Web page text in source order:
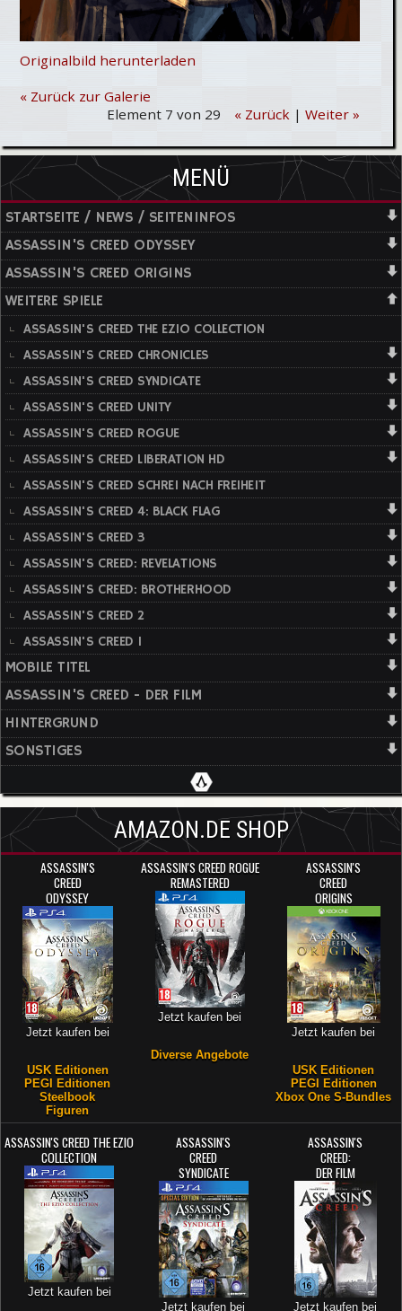
Originalbild herunterladen
« Zurück zur Galerie
Element 7 von 29
« Zurück | Weiter »
MENÜ
STARTSEITE / NEWS / SEITENINFOS
ASSASSIN'S CREED ODYSSEY
ASSASSIN'S CREED ORIGINS
WEITERE SPIELE
ASSASSIN'S CREED THE EZIO COLLECTION
ASSASSIN'S CREED CHRONICLES
ASSASSIN'S CREED SYNDICATE
ASSASSIN'S CREED UNITY
ASSASSIN'S CREED ROGUE
ASSASSIN'S CREED LIBERATION HD
ASSASSIN'S CREED SCHREI NACH FREIHEIT
ASSASSIN'S CREED 4: BLACK FLAG
ASSASSIN'S CREED 3
ASSASSIN'S CREED: REVELATIONS
ASSASSIN'S CREED: BROTHERHOOD
ASSASSIN'S CREED 2
ASSASSIN'S CREED 1
MOBILE TITEL
ASSASSIN'S CREED - DER FILM
HINTERGRUND
SONSTIGES
AMAZON.DE SHOP
ASSASSIN'S
CREED
ODYSSEY
Jetzt kaufen bei
USK Editionen
PEGI Editionen
Steelbook
Figuren
ASSASSIN'S CREED ROGUE
REMASTERED
Jetzt kaufen bei
Diverse Angebote
ASSASSIN'S
CREED
ORIGINS
Jetzt kaufen bei
USK Editionen
PEGI Editionen
Xbox One S-Bundles
ASSASSIN'S CREED THE EZIO
COLLECTION
Jetzt kaufen bei
ASSASSIN'S
CREED
SYNDICATE
Jetzt kaufen bei
ASSASSIN'S
CREED:
DER FILM
Jetzt kaufen bei